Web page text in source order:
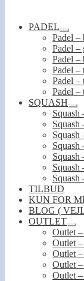
PADEL
Udfold
Padel –
Padel –
Padel –
Padel –
Padel –
Padel –
SQUASH
Squash
Squash
Squash
Squash
Squash
Squash
Squash
TILBUD
KUN FOR
BLOG (
OUTLET
Outlet
Outlet
Outlet –
Outlet –
Outlet